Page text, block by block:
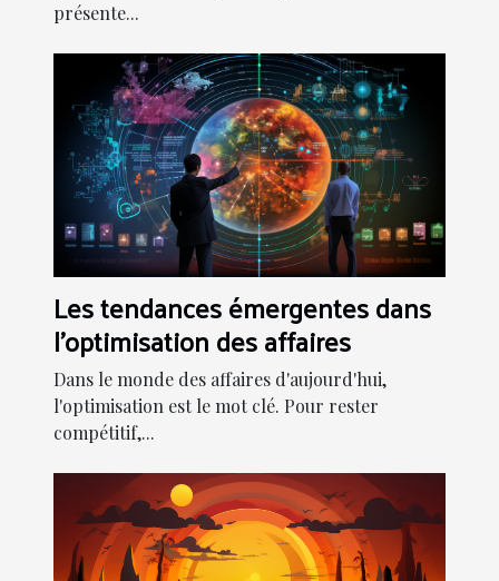
présente...
Les tendances émergentes dans
l'optimisation des affaires
Dans le monde des affaires d'aujourd'hui,
l'optimisation est le mot clé. Pour rester
compétitif,...